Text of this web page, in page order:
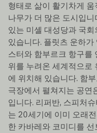
형태로 삶이 활기차게
나무가 더 많은 도시입
있는 미셸 대성당과 국
있습니다. 플릿츠 운하
스터와 함부르크 항구를
위를 누려온 세계적으로
에 위치해 있습니다. 함
극장에서 펼쳐지는 공연
입니다. 리퍼반, 스피처
는 20세기에 이미 오래
한 카바레와 코미디를